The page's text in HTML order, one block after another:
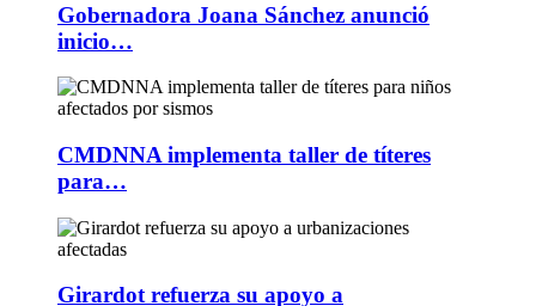
Gobernadora Joana Sánchez anunció
inicio…
CMDNNA implementa taller de títeres
para…
Girardot refuerza su apoyo a